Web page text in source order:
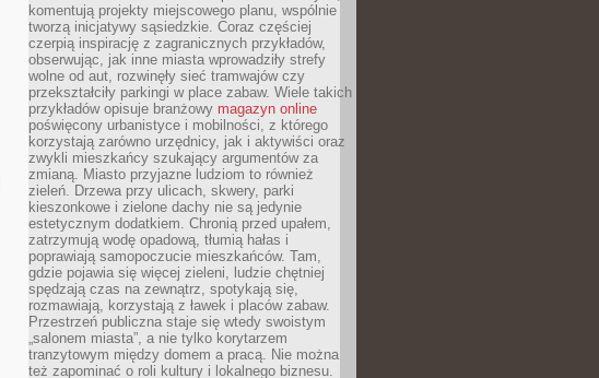
komentują projekty miejscowego planu, wspólnie
tworzą inicjatywy sąsiedzkie. Coraz częściej
czerpią inspirację z zagranicznych przykładów,
obserwując, jak inne miasta wprowadziły strefy
wolne od aut, rozwinęły sieć tramwajów czy
przekształciły parkingi w place zabaw. Wiele takich
przykładów opisuje branżowy magazyn online
poświęcony urbanistyce i mobilności, z którego
korzystają zarówno urzędnicy, jak i aktywiści oraz
zwykli mieszkańcy szukający argumentów za
zmianą. Miasto przyjazne ludziom to również
zieleń. Drzewa przy ulicach, skwery, parki
kieszonkowe i zielone dachy nie są jedynie
estetycznym dodatkiem. Chronią przed upałem,
zatrzymują wodę opadową, tłumią hałas i
poprawiają samopoczucie mieszkańców. Tam,
gdzie pojawia się więcej zieleni, ludzie chętniej
spędzają czas na zewnątrz, spotykają się,
rozmawiają, korzystają z ławek i placów zabaw.
Przestrzeń publiczna staje się wtedy swoistym
„salonem miasta”, a nie tylko korytarzem
tranzytowym między domem a pracą. Nie można
też zapominać o roli kultury i lokalnego biznesu.